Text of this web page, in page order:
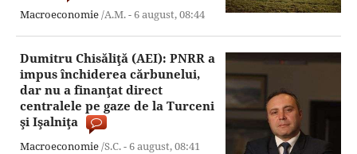
Macroeconomie /A.M. -6 august,08:44
Dumitru Chisăliţă (AEI): PNRR a
impus închiderea cărbunelui,
dar nu a finanţat direct
centralele pe gaze de la Turceni
şi Işalniţa
Macroeconomie /S.C. -6 august,08:41